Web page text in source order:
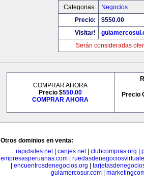
Categorias:
Negocios
Precio:
$550.00
Visitar!
Serán consideradas
COMPRAR AHORA
Precio $550.00
COMPRAR AHORA
Precio
Otros dominios en venta:
rapidsites.net| canjes.net| clubcompras.org
empresasperuanas.com
encuentrosdenegocios.org
guiamercosur.com